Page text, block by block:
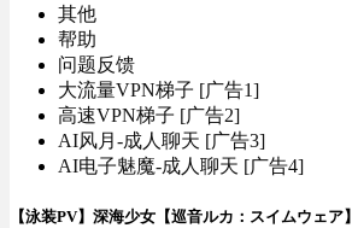
其他
帮助
问题反馈
大流量VPN梯子 [广告1]
高速VPN梯子 [广告2]
AI风月-成人聊天 [广告3]
AI电子魅魔-成人聊天 [广告4]
【泳装PV】深海少女【巡音ルカ：スイムウェア】